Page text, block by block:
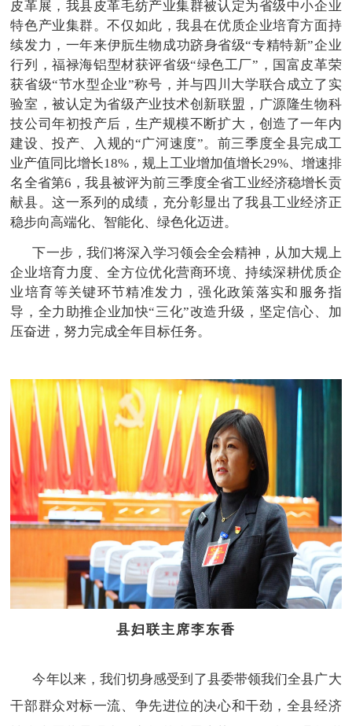
皮革展，我县皮革毛纺产业集群被认定为省级中小企业
特色产业集群。不仅如此，我县在优质企业培育方面持
续发力，一年来伊朊生物成功跻身省级“专精特新”企业
行列，福禄海铝型材获评省级“绿色工厂”，国富皮革荣
获省级“节水型企业”称号，并与四川大学联合成立了实
验室，被认定为省级产业技术创新联盟，广源隆生物科
技公司年初投产后，生产规模不断扩大，创造了一年内
建设、投产、入规的“广河速度”。前三季度全县完成工
业产值同比增长18%，规上工业增加值增长29%、增速排
名全省第6，我县被评为前三季度全省工业经济稳增长贡
献县。这一系列的成绩，充分彰显出了我县工业经济正
稳步向高端化、智能化、绿色化迈进。
下一步，我们将深入学习领会全会精神，从加大规上
企业培育力度、全方位优化营商环境、持续深耕优质企
业培育等关键环节精准发力，强化政策落实和服务指
导，全力助推企业加快“三化”改造升级，坚定信心、加
压奋进，努力完成全年目标任务。
县妇联主席李东香
今年以来，我们切身感受到了县委带领我们全县广大
干部群众对标一流、争先进位的决心和干劲，全县经济